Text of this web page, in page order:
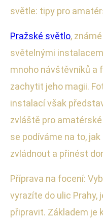
Praze: Tipy
30. 8. 2025· 4 min čtení ·
světle: tipy pro
Pražské světlo,
světelnými
mnoho návštěvníků a
zachytit jeho magii.
instalací však
zvláště pro
se podíváme na to,
zvládnout a přinést
Příprava na focení:
vyrazíte do ulic Prahy,
připravit. Základem je